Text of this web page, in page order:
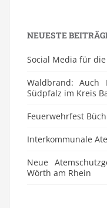
NEUESTE
Social Media für
Waldbrand: Auch
Südpfalz im Kreis
Feuerwehrfest
⁠Interkommunale
Neue
Wörth am Rhein